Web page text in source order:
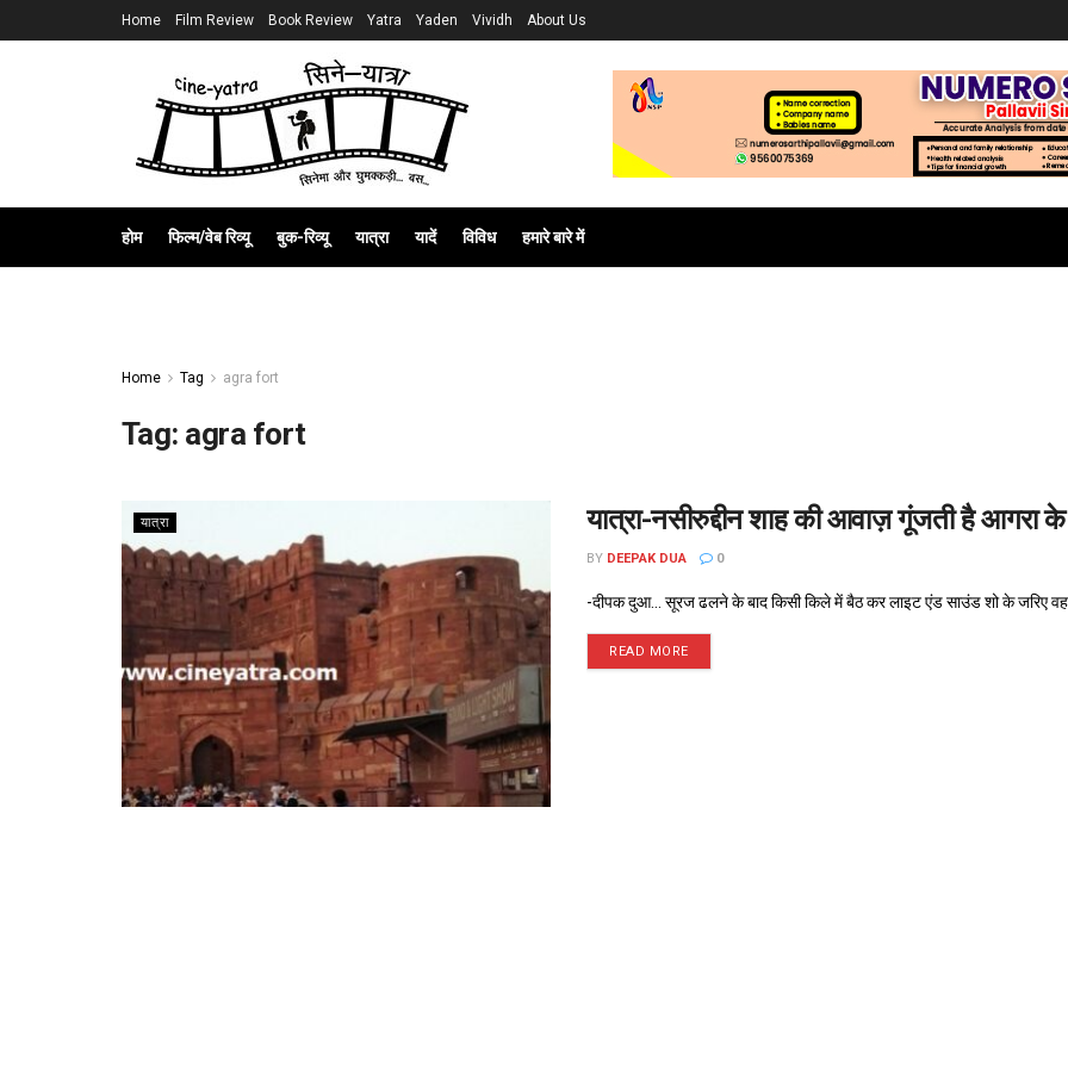
Home Film Review Book Review Yatra Yaden Vividh About Us
होम फिल्म/वेब रिव्यू बुक-रिव्यू यात्रा यादें विविध हमारे बारे में
Home Tag agra fort
Tag: agra fort
यात्रा यात्रा-नसीरुद्दीन शाह की आवाज़ गूंजती है आगरा
BY DEEPAK DUA 0
-दीपक दुआ... सूरज ढलने के बाद किसी किले में बैठ कर लाइट एंड साउंड शो के जरिए वहां
READ MORE